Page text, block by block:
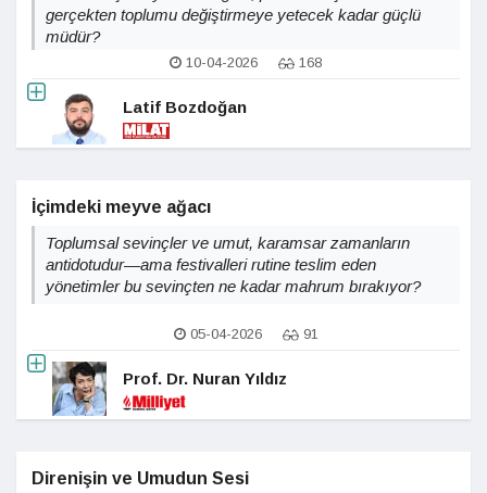
gerçekten toplumu değiştirmeye yetecek kadar güçlü
müdür?
10-04-2026 168
Latif Bozdoğan
İçimdeki meyve ağacı
Toplumsal sevinçler ve umut, karamsar zamanların
antidotudur—ama festivalleri rutine teslim eden
yönetimler bu sevinçten ne kadar mahrum bırakıyor?
05-04-2026 91
Prof. Dr. Nuran Yıldız
Direnişin ve Umudun Sesi